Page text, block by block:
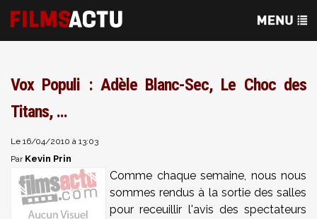
Vox Populi : Adèle Blanc-Sec, Le Choc des
Titans, ...
Le 16/04/2010 à 13:03
Par Kevin Prin
Comme chaque semaine, nous nous
sommes rendus à la sortie des salles
pour receuillir l'avis des spectateurs